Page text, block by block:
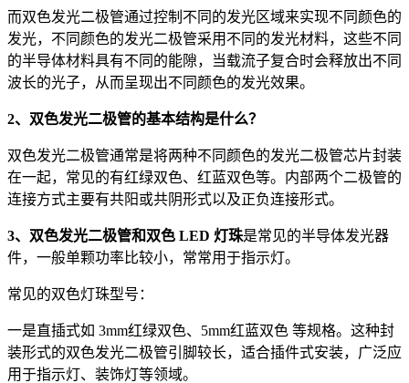
而双色发光二极管通过控制不同的发光区域来实现不同颜色的
发光，不同颜色的发光二极管采用不同的发光材料，这些不同
的半导体材料具有不同的能隙，当载流子复合时会释放出不同
波长的光子，从而呈现出不同颜色的发光效果。
2、双色发光二极管的基本结构是什么？
双色发光二极管通常是将两种不同颜色的发光二极管芯片封装
在一起，常见的有红绿双色、红蓝双色等。内部两个二极管的
连接方式主要有共阳或共阴形式以及正负连接形式。
3、双色发光二极管和双色 LED 灯珠是常见的半导体发光器
件，一般单颗功率比较小，常常用于指示灯。
常见的双色灯珠型号：
一是直插式如 3mm红绿双色、5mm红蓝双色 等规格。这种封
装形式的双色发光二极管引脚较长，适合插件式安装，广泛应
用于指示灯、装饰灯等领域。